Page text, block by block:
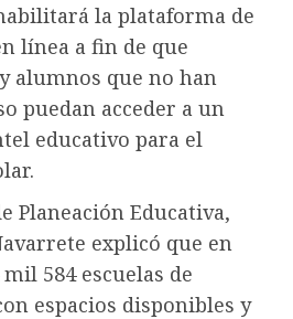
la plataforma de
línea a fin de que
alumnos que no han
puedan acceder a un
educativo para el
Planeación Educativa,
explicó que en
584 escuelas de
espacios disponibles y